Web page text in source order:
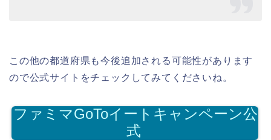
この他の都道府県も今後追加される可能性があります
ので公式サイトをチェックしてみてくださいね。
ファミマGoToイートキャンペーン公
式